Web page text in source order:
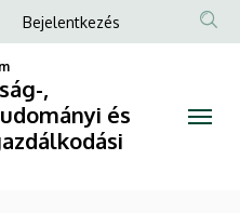
Anonim
fiók
menüje
Bejelentkezés
,
és